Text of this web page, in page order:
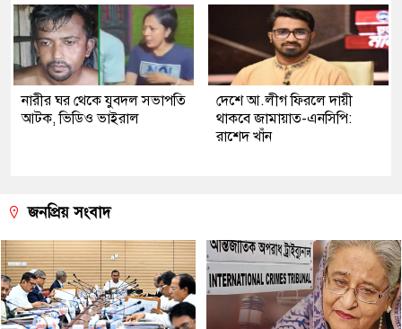
নারীর ঘর থেকে যুবদল সভাপতি
আটক, ভিডিও ভাইরাল
দেশে আ.লীগ ফিরলে দায়ী
থাকবে জামায়াত-এনসিপি:
রাশেদ খাঁন
জনপ্রিয় সংবাদ